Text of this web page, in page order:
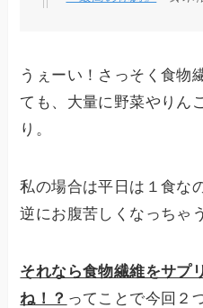
うぇーい！さっそく食物
ても、大量に野菜やりん
り。
私の場合は平日は１食な
逆にお腹苦しくなっちゃ
それなら食物繊維をサプ
ね！？ ってことで今回２